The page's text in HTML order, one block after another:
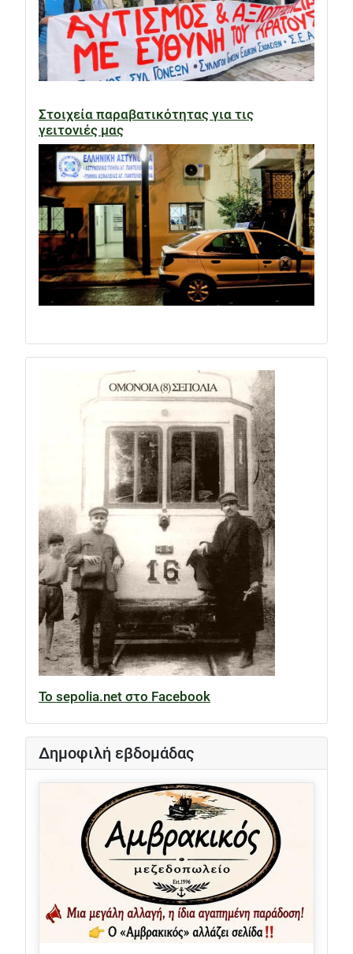
Στοιχεία παραβατικότητας για τις
γειτονιές μας
Το sepolia.net στο Facebook
Δημοφιλή εβδομάδας